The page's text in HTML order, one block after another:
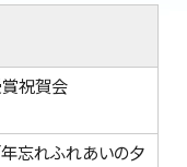
祝賀会
忘れふれあいの夕